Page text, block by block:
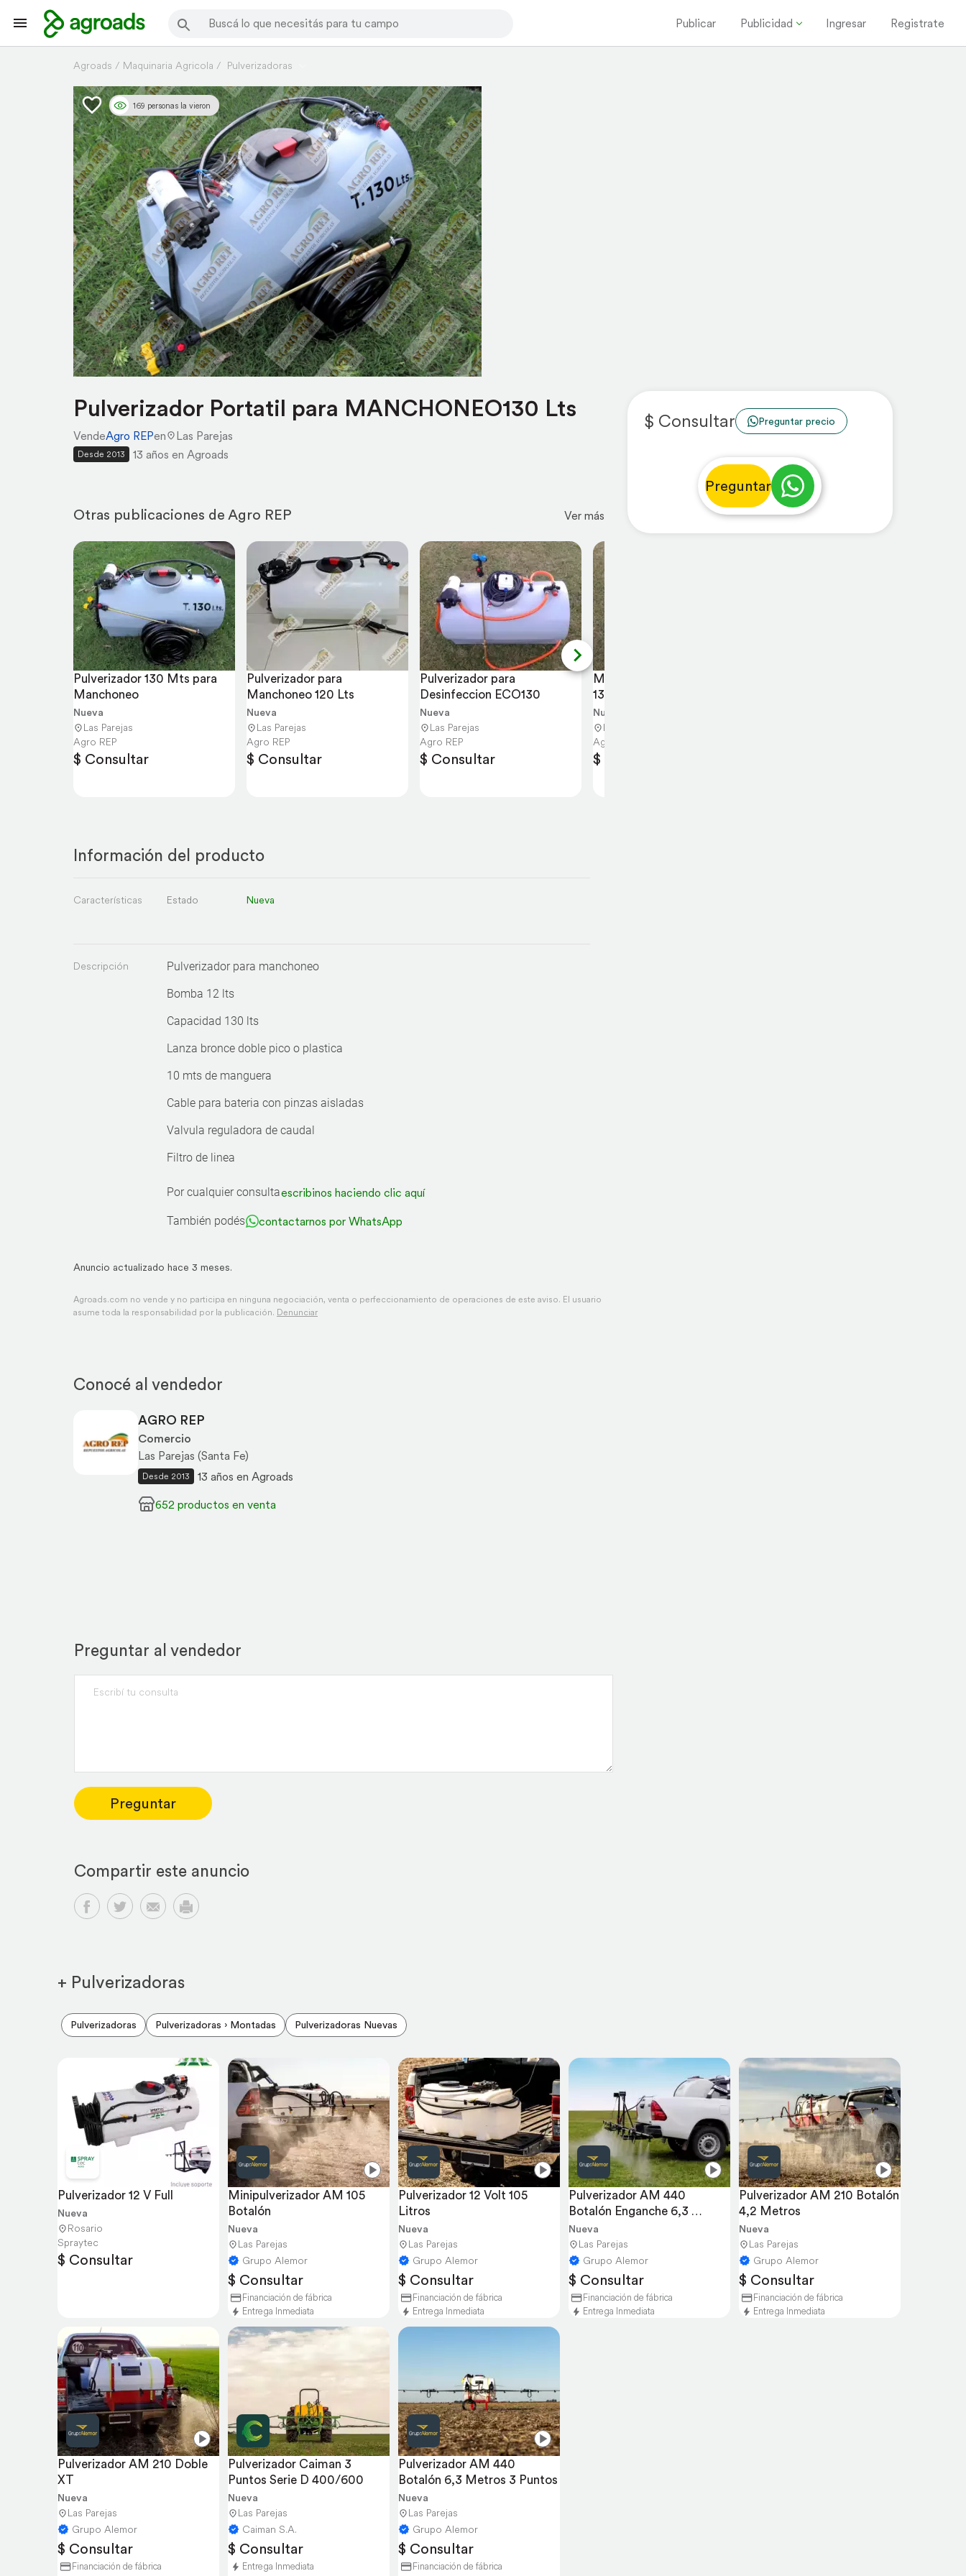
Publicar Publicidad Ingresar Registrate
Agroads Maquinaria Agricola Pulverizadoras
169 personas la vieron
Pulverizador Portatil para MANCHONEO130 Lts
VendeAgro REPen Las Parejas
Desde 2013 13 años en Agroads
Otras publicaciones de Agro REP Ver más
Pulverizador 130 Mts para
Manchoneo
Nueva
Las Parejas
Agro REP
$ Consultar
Pulverizador para
Manchoneo 120 Lts
Nueva
Las Parejas
Agro REP
$ Consultar
Pulverizador para
Desinfeccion ECO130
Nueva
Las Parejas
Agro REP
$ Consultar
Mini Fumigador Portatil ECO
130 Lts
Nueva
Las Parejas
Agro REP
$ Consultar
Información del producto
Características Estado Nueva
Descripción
Pulverizador para manchoneo
Bomba 12 lts
Capacidad 130 lts
Lanza bronce doble pico o plastica
10 mts de manguera
Cable para bateria con pinzas aisladas
Valvula reguladora de caudal
Filtro de linea
Por cualquier consultaescribinos haciendo clic aquí
También podés contactarnos por WhatsApp
Anuncio actualizado hace 3 meses.
Agroads.com no vende y no participa en ninguna negociación, venta o perfeccionamiento de operaciones de este aviso. El usuario
asume toda la responsabilidad por la publicación. Denunciar
Conocé al vendedor
AGRO REP
Comercio
Las Parejas (Santa Fe)
Desde 2013
13 años en Agroads
652 productos en venta
$ Consultar Preguntar precio
Preguntar
Preguntar al vendedor
Preguntar
Compartir este anuncio
Compartir en Facebook
Compartir en Twitter
Compartir por email
Imprimir
+ Pulverizadoras
Pulverizadoras Pulverizadoras › Montadas Pulverizadoras Nuevas
Pulverizador 12 V Full
Nueva
Rosario
Spraytec
$ Consultar
Minipulverizador AM 105
Botalón
Nueva
Las Parejas
Grupo Alemor
$ Consultar
Financiación de fábrica
Entrega Inmediata
Pulverizador 12 Volt 105
Litros
Nueva
Las Parejas
Grupo Alemor
$ Consultar
Financiación de fábrica
Entrega Inmediata
Pulverizador AM 440
Botalón Enganche 6,3
Metros
Nueva
Las Parejas
Grupo Alemor
$ Consultar
Financiación de fábrica
Entrega Inmediata
Pulverizador AM 210 Botalón
4,2 Metros
Nueva
Las Parejas
Grupo Alemor
$ Consultar
Financiación de fábrica
Entrega Inmediata
Pulverizador AM 210 Doble
XT
Nueva
Las Parejas
Grupo Alemor
$ Consultar
Financiación de fábrica
Pulverizador Caiman 3
Puntos Serie D 400/600
Nueva
Las Parejas
Caiman S.A.
$ Consultar
Entrega Inmediata
Pulverizador AM 440
Botalón 6,3 Metros 3 Puntos
Nueva
Las Parejas
Grupo Alemor
$ Consultar
Financiación de fábrica